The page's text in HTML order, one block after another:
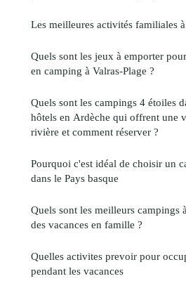
Les meilleures activités familiales
Quels sont les jeux à emporter
en camping à Valras-Plage ?
Quels sont les campings 4 étoiles
hôtels en Ardèche qui offrent une
rivière et comment réserver ?
Pourquoi c'est idéal de choisir un
dans le Pays basque
Quels sont les meilleurs campings
des vacances en famille ?
Quelles activites prevoir pour
pendant les vacances